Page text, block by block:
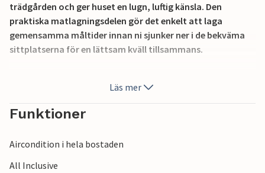
trädgården och ger huset en lugn, luftig känsla. Den
praktiska matlagningsdelen gör det enkelt att laga
gemensamma måltider innan ni sjunker ner i de bekväma
sittplatserna för en lättsam kväll tillsammans.
dopp mellan avslappnade timmar i solen. Kaštelir är en
charmig by i hjärtat av Istrien, omgiven av vingårdar och
olivlundar. I närheten kan besökare utforska de historiska
Baredine eller koppla av på stränderna vid Adriatiska havet.
Området är också idealiskt för vandring, cykling,
Läs mer
Funktioner
Aircondition i hela bostaden
All Inclusive